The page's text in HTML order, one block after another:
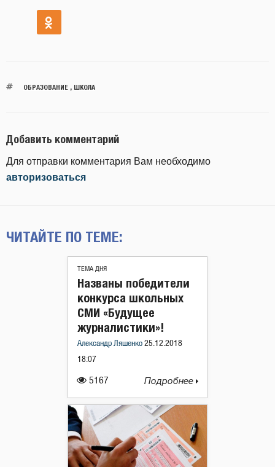
ОБРАЗОВАНИЕ, ШКОЛА
Добавить комментарий
Для отправки комментария Вам необходимо
авторизоваться
ЧИТАЙТЕ ПО ТЕМЕ:
ТЕМА ДНЯ
5167
Названы победители
конкурса школьных
СМИ «Будущее
журналистики»!
Александр Ляшенко 25.12.2018
18:07
Подробнее